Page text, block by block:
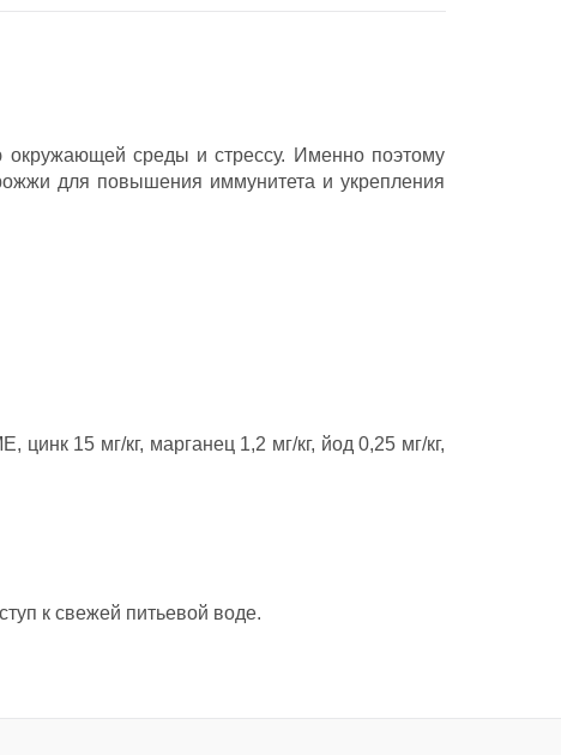
среды и стрессу. Именно поэтому
для повышения иммунитета и укрепления
15 мг/кг, марганец 1,2 мг/кг, йод 0,25 мг/кг,
к свежей питьевой воде.